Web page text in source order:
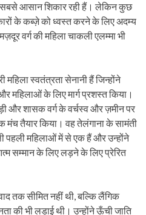
सबसे आसान शिकार रही हैं। लेकिन कुछ
के कब्ज़े को ध्वस्त करने के लिए अदम्य
वर्ग की महिला चाकली एलम्मा भी
स्वतंत्रता सेनानी हैं जिन्होंने
महिलाओं के लिए मार्ग प्रशस्त किया।
और शासक वर्ग के वर्चस्व और ज़मीन पर
मंच तैयार किया। वह तेलंगाना के सामंती
पहली महिलाओं में से एक हैं और उन्होंने
सम्मान के लिए लड़ने के लिए प्रेरित
तक सीमित नहीं थी, बल्कि लैंगिक
की भी लड़ाई थी। उन्होंने ऊँची जाति